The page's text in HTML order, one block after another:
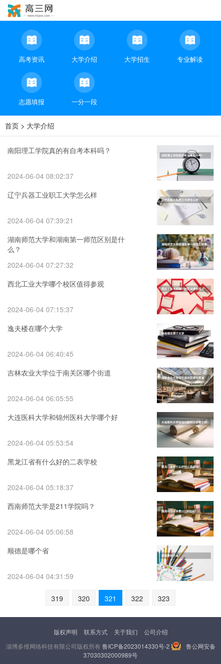
高考资讯 大学介绍 大学招生 专业解读
志愿填报 一分一段
首页 > 大学介绍
南阳理工学院真的有自考本科吗？
2024-06-04 08:02:37
辽宁兵器工业职工大学怎么样
2024-06-04 07:39:21
湖南师范大学和湖南第一师范区别是什
么？
2024-06-04 07:27:32
西北工业大学哪个校区值得参观
2024-06-04 07:15:37
逸夫楼在哪个大学
2024-06-04 06:40:45
吉林农业大学位于南关区哪个街道
2024-06-04 06:05:55
大连医科大学和锦州医科大学哪个好
2024-06-04 05:53:54
黑龙江省有什么好的二表学校
2024-06-04 05:18:37
西南师范大学是211学院吗？
2024-06-04 05:06:58
顺德是哪个省
2024-06-04 04:31:59
319 320 321 322 323
版权声明 联系方式 关于我们
公司介绍
淄博多维网络科技有限公司版权所有鲁ICP备2023014330号-2
鲁公网安备
37030302000989号